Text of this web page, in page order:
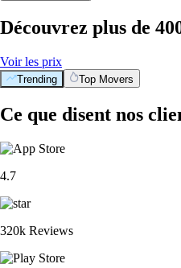
Découvrez plus de
Voir les prix
Trending Top Movers
Ce que disent nos
4.7
320k Reviews